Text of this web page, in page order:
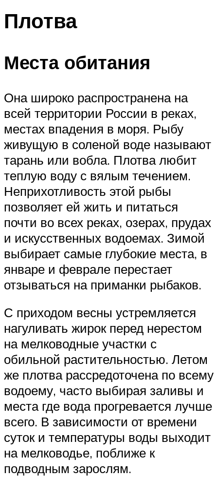
Плотва
Места обитания
Она широко распространена на
всей территории России в реках,
местах впадения в моря. Рыбу
живущую в соленой воде называют
тарань или вобла. Плотва любит
теплую воду с вялым течением.
Неприхотливость этой рыбы
позволяет ей жить и питаться
почти во всех реках, озерах, прудах
и искусственных водоемах. Зимой
выбирает самые глубокие места, в
январе и феврале перестает
отзываться на приманки рыбаков.
С приходом весны устремляется
нагуливать жирок перед нерестом
на мелководные участки с
обильной растительностью. Летом
же плотва рассредоточена по всему
водоему, часто выбирая заливы и
места где вода прогревается лучше
всего. В зависимости от времени
суток и температуры воды выходит
на мелководье, поближе к
подводным зарослям.